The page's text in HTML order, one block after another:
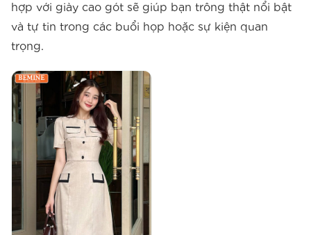
hợp với giày cao gót sẽ giúp bạn trông thật nổi bật
và tự tin trong các buổi họp hoặc sự kiện quan
trọng.